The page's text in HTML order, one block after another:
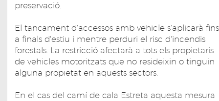
preservació.
El tancament d'accessos amb vehicle s'aplicarà fins
a finals d'estiu i mentre perduri el risc d'incendis
forestals. La restricció afectarà a tots els propietaris
de vehicles motoritzats que no resideixin o tinguin
alguna propietat en aquests sectors.
En el cas del camí de cala Estreta aquesta mesura